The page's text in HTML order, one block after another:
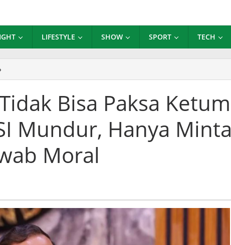
LIFESTYLE SHOW SPORT TECH
MD
Bisa
Paksa
Ketum
dan
PSSI
Mundur,
Moral
Bisa Paksa Ketum
Mundur, Hanya Minta
Moral